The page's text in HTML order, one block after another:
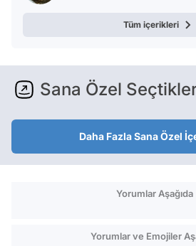
Tüm içerikleri
Sana Özel
Daha Fazla Sana Özel
Yorumlar Aşağıda
Yorumlar ve Emojiler